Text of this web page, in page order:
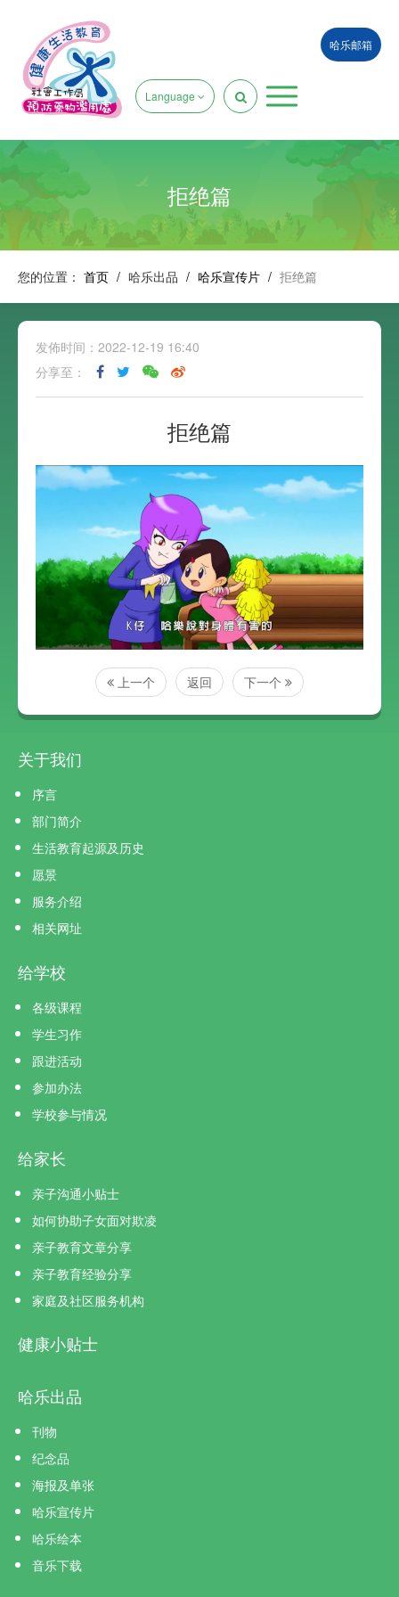
哈乐邮箱
Language
拒绝篇
您的位置： 首页 / 哈乐出品 / 哈乐宣传片 / 拒绝篇
发佈时间：2022-12-19 16:40
分享至：
拒绝篇
上一个 返回 下一个
关于我们
序言
部门简介
生活教育起源及历史
愿景
服务介绍
相关网址
给学校
各级课程
学生习作
跟进活动
参加办法
学校参与情况
给家长
亲子沟通小贴士
如何协助子女面对欺凌
亲子教育文章分享
亲子教育经验分享
家庭及社区服务机构
健康小贴士
哈乐出品
刊物
纪念品
海报及单张
哈乐宣传片
哈乐绘本
音乐下载